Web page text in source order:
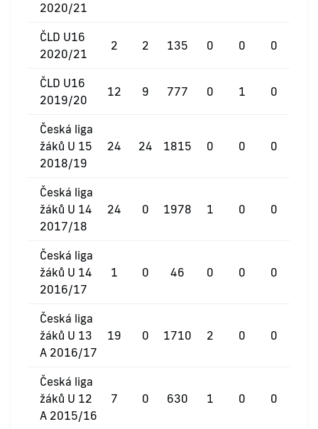
2020/21
ČLD U16
2020/21
2 2 135 0 0 0
ČLD U16
2019/20
12 9 777 0 1 0
Česká liga
žáků U 15
2018/19
24 24 1815 0 0 0
Česká liga
žáků U 14
2017/18
24 0 1978 1 0 0
Česká liga
žáků U 14
2016/17
1 0 46 0 0 0
Česká liga
žáků U 13
A 2016/17
19 0 1710 2 0 0
Česká liga
žáků U 12
A 2015/16
7 0 630 1 0 0